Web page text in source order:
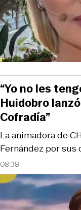
08:38
La animadora de
Fernández por
“Yo no les
Huidobro
Cofradía”